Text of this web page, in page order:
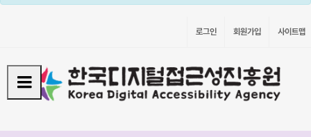
로그인 회원가입 사이트맵